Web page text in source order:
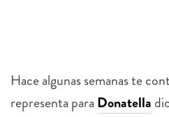
Hace algunas semanas te
representa para Donatella